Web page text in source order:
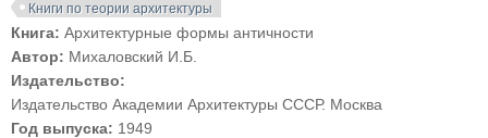
Книги по теории архитектуры
Книга: Архитектурные формы античности
Автор: Михаловский И.Б.
Издательство:
Издательство Академии Архитектуры СССР. Москва
Год выпуска: 1949